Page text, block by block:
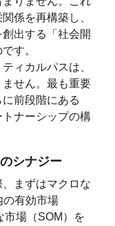
係を再構築し、
出する「社会開
す。
ィカルパスは、
せん。最も重要
前段階にある
トナーシップの構
シナジー
まずはマクロな
の有効市場
市場（SOM）を